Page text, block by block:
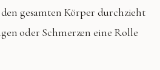
den gesamten Körper durchzieht
oder Schmerzen eine Rolle